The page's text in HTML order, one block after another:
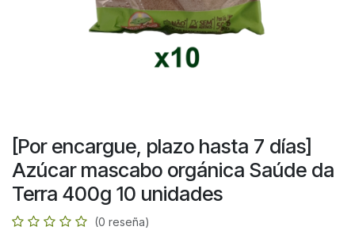
[Por encargue, plazo hasta 7 días]
Azúcar mascabo orgánica Saúde da
Terra 400g 10 unidades
(0 reseña)